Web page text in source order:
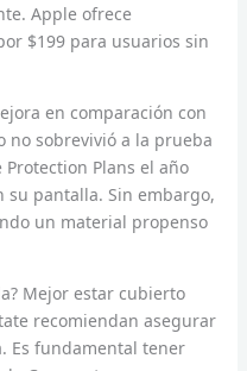
Apple ofrece
$199 para usuarios sin
en comparación con
no sobrevivió a la prueba
Plans el año
su pantalla. Sin embargo,
un material propenso
Mejor estar cubierto
recomiendan asegurar
Es fundamental tener